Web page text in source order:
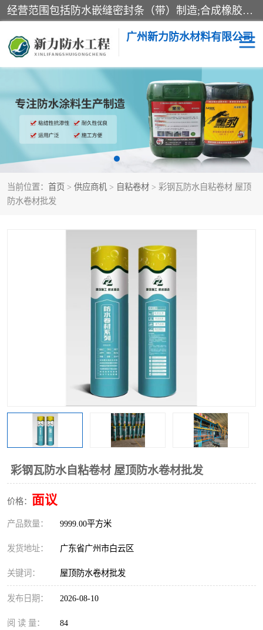
经营范围包括防水嵌缝密封条（带）制造;合成橡胶制造（监控化学品、危险化学品除外）;沥青混合物制造;防水胶粘带制造;其他合成材料制造（监控化学品、危险化学品除外）;涂料制造（监控化学品、危险化学品除外）;建筑结构防水补漏;防水建筑材料制造;粘合剂制造（监控化学品、危险化学品除外）;涂料零售;广州新力防水材料有限公司具有1处分支机构。
广州新力防水材料有限公司
当前位置： 首页 > 供应商机 > 自粘卷材 > 彩钢瓦防水自粘卷材 屋顶
防水卷材批发
彩钢瓦防水自粘卷材 屋顶防水卷材批发
价格： 面议
产品数量： 9999.00平方米
发货地址： 广东省广州市白云区
关键词： 屋顶防水卷材批发
发布日期： 2026-08-10
阅 读 量： 84
黑豹防水胶 建筑108胶水
乳化沥青防水涂料 自粘卷材
非固化橡胶防水涂料